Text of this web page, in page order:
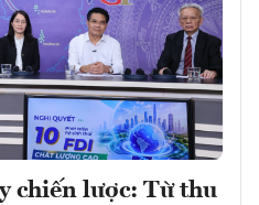
chiến lược: Từ thu